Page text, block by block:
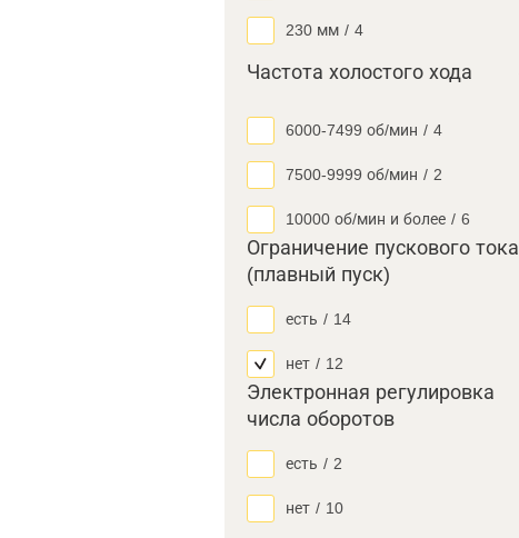
230 мм / 4
Частота холостого хода
6000-7499 об/мин / 4
7500-9999 об/мин / 2
10000 об/мин и более / 6
Ограничение пускового тока
(плавный пуск)
есть / 14
нет / 12
Электронная регулировка
числа оборотов
есть / 2
нет / 10